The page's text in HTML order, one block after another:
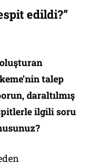
edildi?”
talep
daraltılmış
ilgili soru